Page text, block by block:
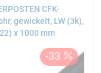
CFK-
gewickelt, LW (3k),
x 1000 mm